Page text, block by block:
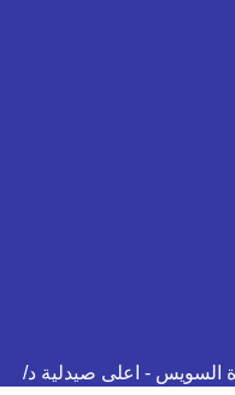
السويس - اعلى صيدلية د/